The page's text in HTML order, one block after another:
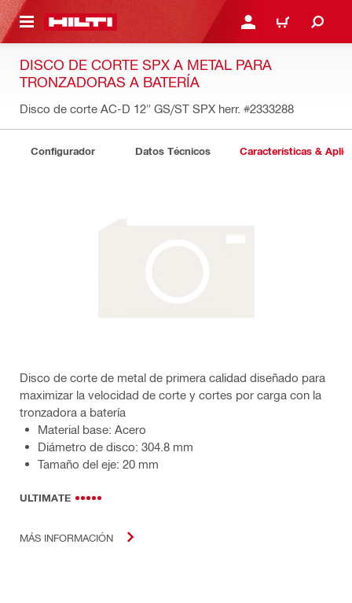
PRINCIPAL INICIE SESIÓN O
CARRITO
DISCO DE CORTE SPX A METAL PARA
TRONZADORAS A BATERÍA
Disco de corte AC-D 12" GS/ST SPX herr. #2333288
Configurador Datos Técnicos Características &
Disco de corte de metal de primera calidad diseñado para
maximizar la velocidad de corte y cortes por carga con la
tronzadora a batería
Material base: Acero
Diámetro de disco: 304.8 mm
Tamaño del eje: 20 mm
ULTIMATE
MÁS INFORMACIÓN